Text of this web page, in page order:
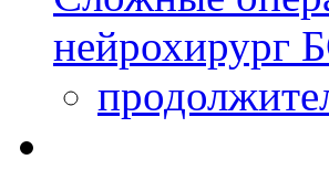
нейрохирург